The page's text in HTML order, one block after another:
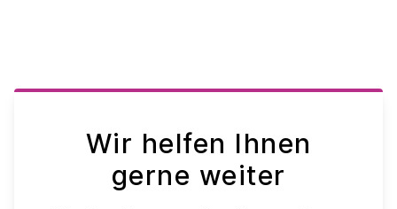
Wir helfen Ihnen
gerne weiter